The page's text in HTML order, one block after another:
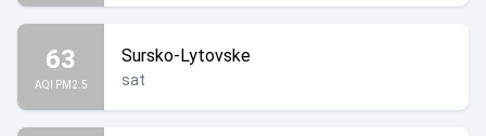
63
AQI PM2.5
Sursko-Lytovske
sat